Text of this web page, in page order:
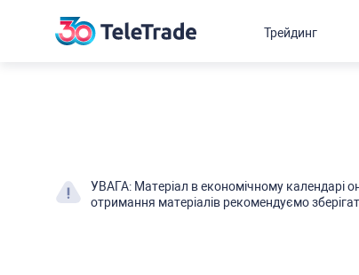
УВАГА: Матеріал в економічному календарі
отримання матеріалів рекомендуємо
Трейдинг